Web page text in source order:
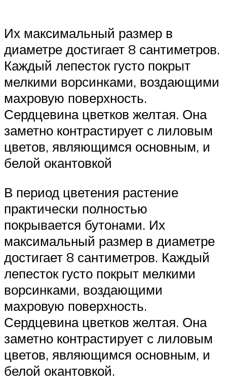
Их максимальный размер в
диаметре достигает 8 сантиметров.
Каждый лепесток густо покрыт
мелкими ворсинками, воздающими
махровую поверхность.
Сердцевина цветков желтая. Она
заметно контрастирует с лиловым
цветов, являющимся основным, и
белой окантовкой
В период цветения растение
практически полностью
покрывается бутонами. Их
максимальный размер в диаметре
достигает 8 сантиметров. Каждый
лепесток густо покрыт мелкими
ворсинками, воздающими
махровую поверхность.
Сердцевина цветков желтая. Она
заметно контрастирует с лиловым
цветов, являющимся основным, и
белой окантовкой.